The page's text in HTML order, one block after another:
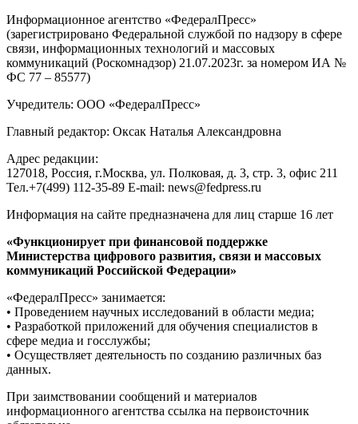
Информационное агентство «ФедералПресс»
(зарегистрировано Федеральной службой по надзору в сфере
связи, информационных технологий и массовых
коммуникаций (Роскомнадзор) 21.07.2023г. за номером ИА №
ФС 77 – 85577)
Учредитель: ООО «ФедералПресс»
Главный редактор: Оксак Наталья Александровна
Адрес редакции:
127018, Россия, г.Москва, ул. Полковая, д. 3, стр. 3, офис 211
Тел.+7(499) 112-35-89 E-mail: news@fedpress.ru
Информация на сайте предназначена для лиц старше 16 лет
«Функционирует при финансовой поддержке
Министерства цифрового развития, связи и массовых
коммуникаций Российской Федерации»
«ФедералПресс» занимается:
• Проведением научных исследований в области медиа;
• Разработкой приложений для обучения специалистов в
сфере медиа и госслужбы;
• Осуществляет деятельность по созданию различных баз
данных.
При заимствовании сообщений и материалов
информационного агентства ссылка на первоисточник